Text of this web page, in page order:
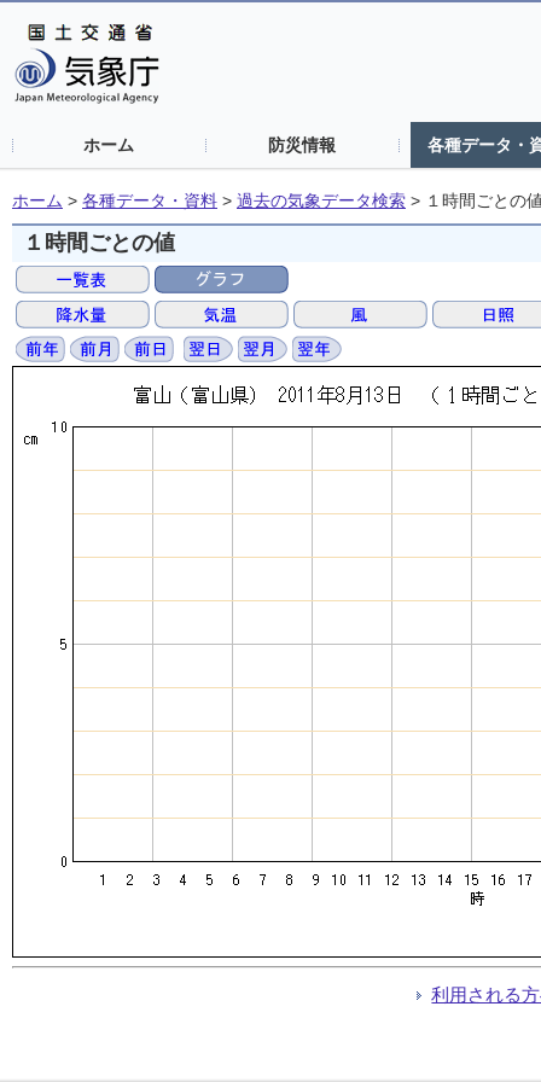
ホーム 防災情報 各種データ・
ホーム > 各種データ・資料 > 過去の気象データ検索 > １時間ごとの
１時間ごとの値
利用される